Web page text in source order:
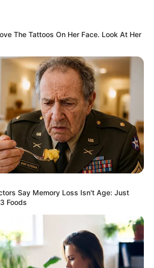
The Tattoos On Her Face. Look At Her
Say Memory Loss Isn't Age: Just
Foods